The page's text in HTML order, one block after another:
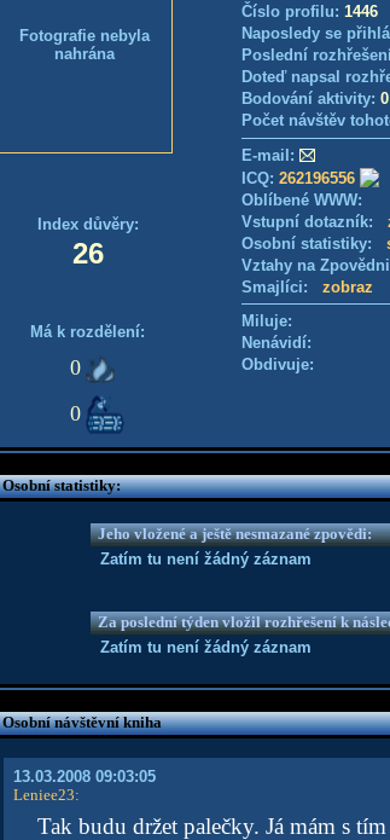
Fotografie nebyla
nahrána
Index důvěry:
26
Má k rozdělení:
0
0
Číslo profilu: 1446
Naposledy se
Poslední
Doteď napsal
Bodování aktivity:
Počet návštěv
E-mail:
ICQ: 262196556
Oblíbené WWW:
Vstupní dotazník:
Osobní statistiky:
Vztahy na
Smajlíci: zobraz
Miluje:
Nenávidí:
Obdivuje:
Osobní statistiky:
Jeho vložené a ještě nesmazané zpovědi:
Zatím tu není žádný záznam
Za poslední týden vložil rozhřešení k
Zatím tu není žádný záznam
Osobní návštěvní kniha
13.03.2008 09:03:05
Leniee23:
Tak budu držet palečky. Já mám s